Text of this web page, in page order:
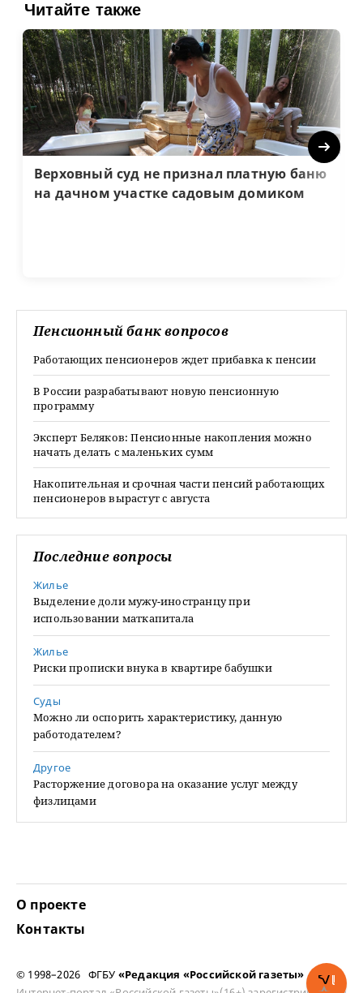
Читайте также
Верховный суд не признал платную баню
на дачном участке садовым домиком
Next
Пенсионный банк вопросов
Работающих пенсионеров ждет прибавка к пенсии
В России разрабатывают новую пенсионную
программу
Эксперт Беляков: Пенсионные накопления можно
начать делать с маленьких сумм
Накопительная и срочная части пенсий работающих
пенсионеров вырастут с августа
Последние вопросы
Жилье
Выделение доли мужу-иностранцу при
использовании маткапитала
Жилье
Риски прописки внука в квартире бабушки
Суды
Можно ли оспорить характеристику, данную
работодателем?
Другое
Расторжение договора на оказание услуг между
физлицами
О проекте
Контакты
© 1998–2026 ФГБУ «Редакция «Российской газеты»